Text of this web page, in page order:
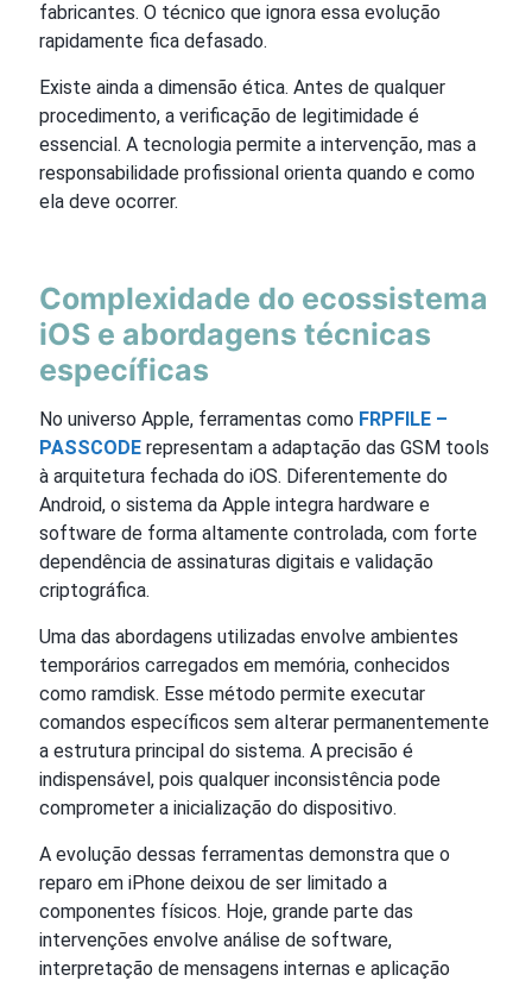
fabricantes. O técnico que ignora essa evolução
rapidamente fica defasado.
Existe ainda a dimensão ética. Antes de qualquer
procedimento, a verificação de legitimidade é
essencial. A tecnologia permite a intervenção, mas a
responsabilidade profissional orienta quando e como
ela deve ocorrer.
Complexidade do ecossistema
iOS e abordagens técnicas
específicas
No universo Apple, ferramentas como FRPFILE –
PASSCODE representam a adaptação das GSM tools
à arquitetura fechada do iOS. Diferentemente do
Android, o sistema da Apple integra hardware e
software de forma altamente controlada, com forte
dependência de assinaturas digitais e validação
criptográfica.
Uma das abordagens utilizadas envolve ambientes
temporários carregados em memória, conhecidos
como ramdisk. Esse método permite executar
comandos específicos sem alterar permanentemente
a estrutura principal do sistema. A precisão é
indispensável, pois qualquer inconsistência pode
comprometer a inicialização do dispositivo.
A evolução dessas ferramentas demonstra que o
reparo em iPhone deixou de ser limitado a
componentes físicos. Hoje, grande parte das
intervenções envolve análise de software,
interpretação de mensagens internas e aplicação